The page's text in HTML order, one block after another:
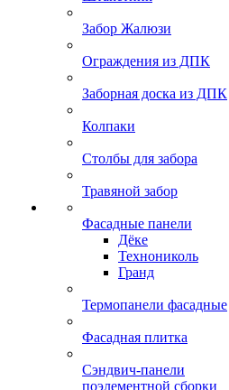
Забор Жалюзи
Ограждения из ДПК
Заборная доска из ДПК
Колпаки
Столбы для забора
Травяной забор
Фасадные панели
Дёке
Технониколь
Гранд
Термопанели фасадные
Фасадная плитка
Сэндвич-панели
поэлементной сборки